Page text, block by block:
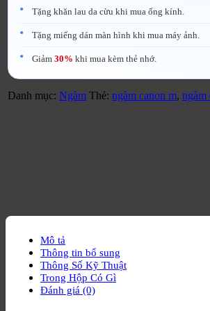
Tặng khăn lau da cừu khi mua ống kính.
Tặng miếng dán màn hình khi mua máy ảnh.
Giảm 30% khi mua kèm thẻ nhớ.
Danh mục: Ngàm Thẻ: ngàm canon m, ngàm
Mô tả
Thông tin bổ sung
Thông Số Kỹ Thuật
Trong Hộp Có Gì
Đánh giá (0)